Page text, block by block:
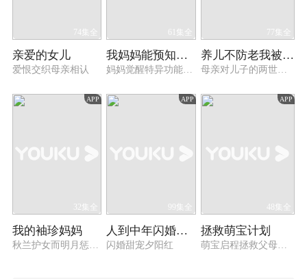
74集全
亲爱的女儿
爱恨交织母亲相认
61集全
我妈妈能预知未来
妈妈觉醒特异功能拯救孩子
77集全
养儿不防老我被迫重生
母亲对儿子的两世守护
APP
32集全
我的袖珍妈妈
秋兰护女而明月惩恶扬善
APP
99集全
人到中年闪婚老伴儿狂宠我
闪婚甜宠夕阳红
APP
48集全
拯救萌宝计划
萌宝启程拯救父母爱情